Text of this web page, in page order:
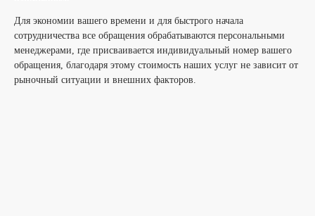
Для экономии вашего времени и для быстрого начала
сотрудничества все обращения обрабатываются персональными
менеджерами, где присваивается индивидуальный номер вашего
обращения, благодаря этому стоимость наших услуг не зависит от
рыночный ситуации и внешних факторов.